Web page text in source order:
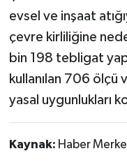
evsel ve inşaat
çevre kirliliğine
bin 198 tebligat
kullanılan 706
yasal uygunlukları
Kaynak: Haber